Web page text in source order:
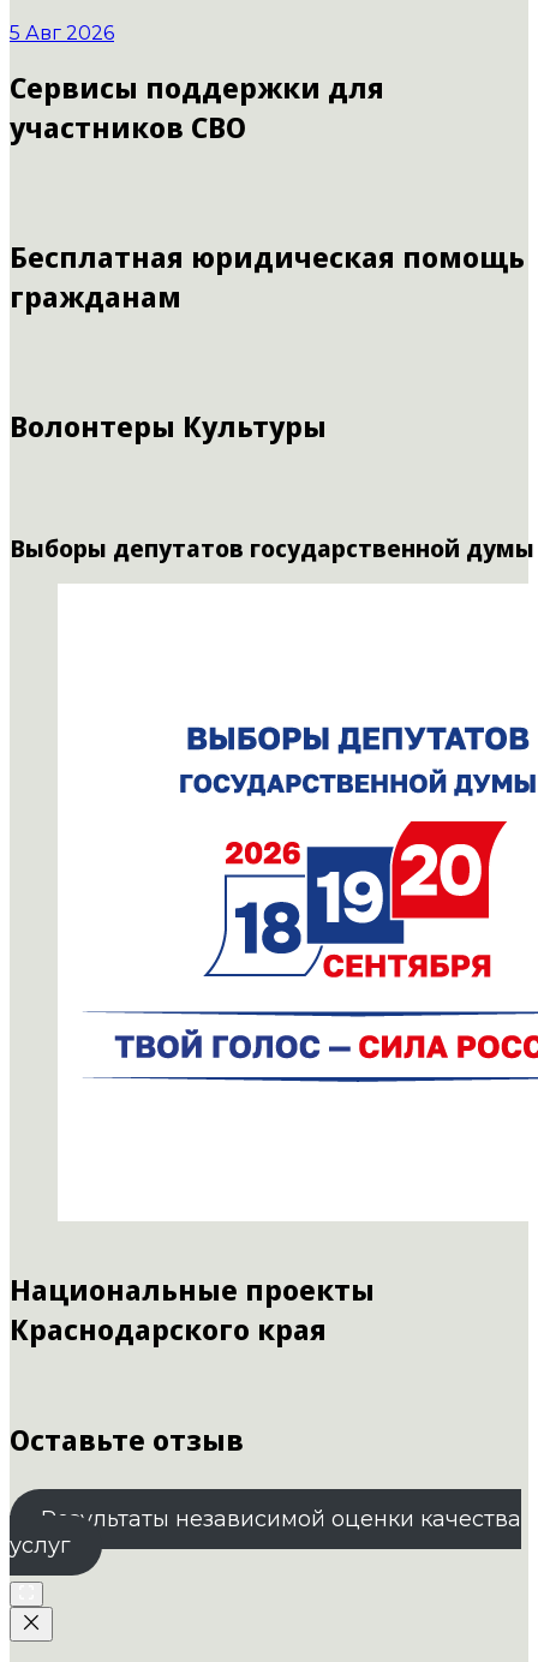
5 Авг 2026
Сервисы поддержки для
участников СВО
Бесплатная юридическая помощь
гражданам
Волонтеры Культуры
Выборы депутатов государственной думы
Национальные проекты
Краснодарского края
Оставьте отзыв
Результаты независимой оценки качества
услуг